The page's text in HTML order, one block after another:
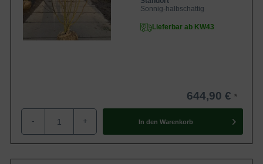
Sonnig-halbschattig
Lieferbar ab KW43
644,90 €
- + In den Warenkorb